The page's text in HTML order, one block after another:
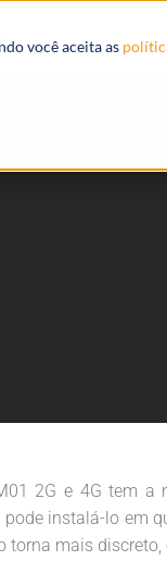
você aceita as
Recursos
2G e 4G tem a
pode instalá-lo em
torna mais